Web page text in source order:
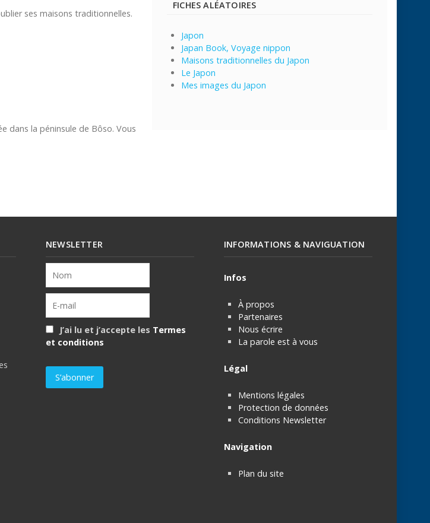
ses maisons traditionnelles.
dans la péninsule de Bôso. Vous
FICHES ALÉATOIRES
Japon
Japan Book, Voyage nippon
Maisons traditionnelles du Japon
Le Japon
Mes images du Japon
NEWSLETTER
J’ai lu et j’accepte les Termes
et conditions
INFORMATIONS & NAVIGUATION
Infos
À propos
Partenaires
Nous écrire
La parole est à vous
Légal
Mentions légales
Protection de données
Conditions Newsletter
Navigation
Plan du site